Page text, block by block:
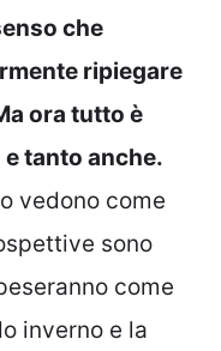
che
ripiegare
ora tutto è
tanto anche.
vedono come
sono
come
inverno e la